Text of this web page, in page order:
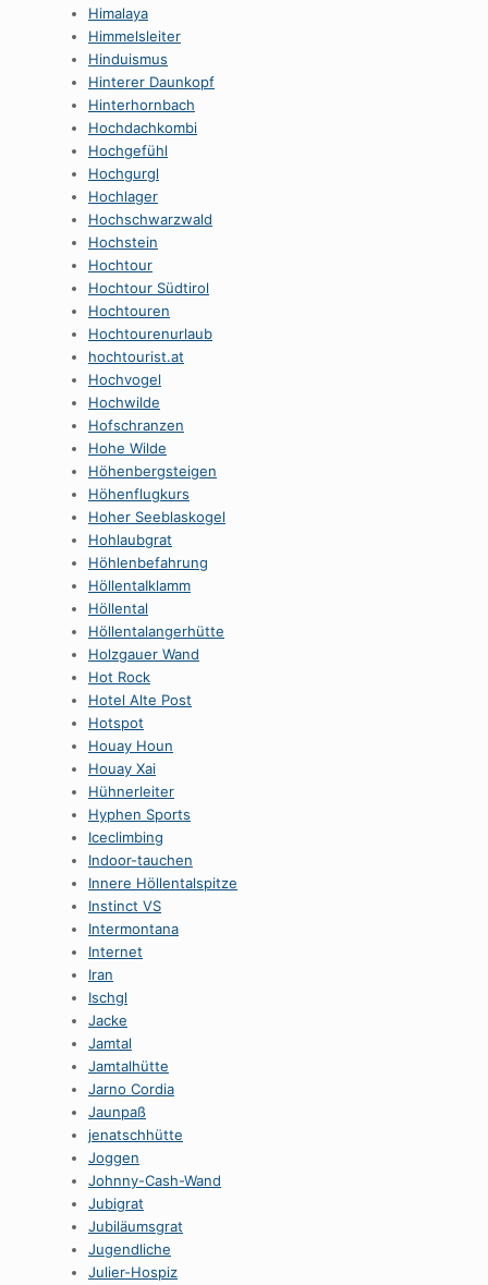
Himalaya
Himmelsleiter
Hinduismus
Hinterer Daunkopf
Hinterhornbach
Hochdachkombi
Hochgefühl
Hochgurgl
Hochlager
Hochschwarzwald
Hochstein
Hochtour
Hochtour Südtirol
Hochtouren
Hochtourenurlaub
hochtourist.at
Hochvogel
Hochwilde
Hofschranzen
Hohe Wilde
Höhenbergsteigen
Höhenflugkurs
Hoher Seeblaskogel
Hohlaubgrat
Höhlenbefahrung
HöllentaIklamm
Höllental
Höllentalangerhütte
Holzgauer Wand
Hot Rock
Hotel Alte Post
Hotspot
Houay Houn
Houay Xai
Hühnerleiter
Hyphen Sports
Iceclimbing
Indoor-tauchen
Innere Höllentalspitze
Instinct VS
Intermontana
Internet
Iran
Ischgl
Jacke
Jamtal
Jamtalhütte
Jarno Cordia
Jaunpaß
jenatschhütte
Joggen
Johnny-Cash-Wand
Jubigrat
Jubiläumsgrat
Jugendliche
Julier-Hospiz